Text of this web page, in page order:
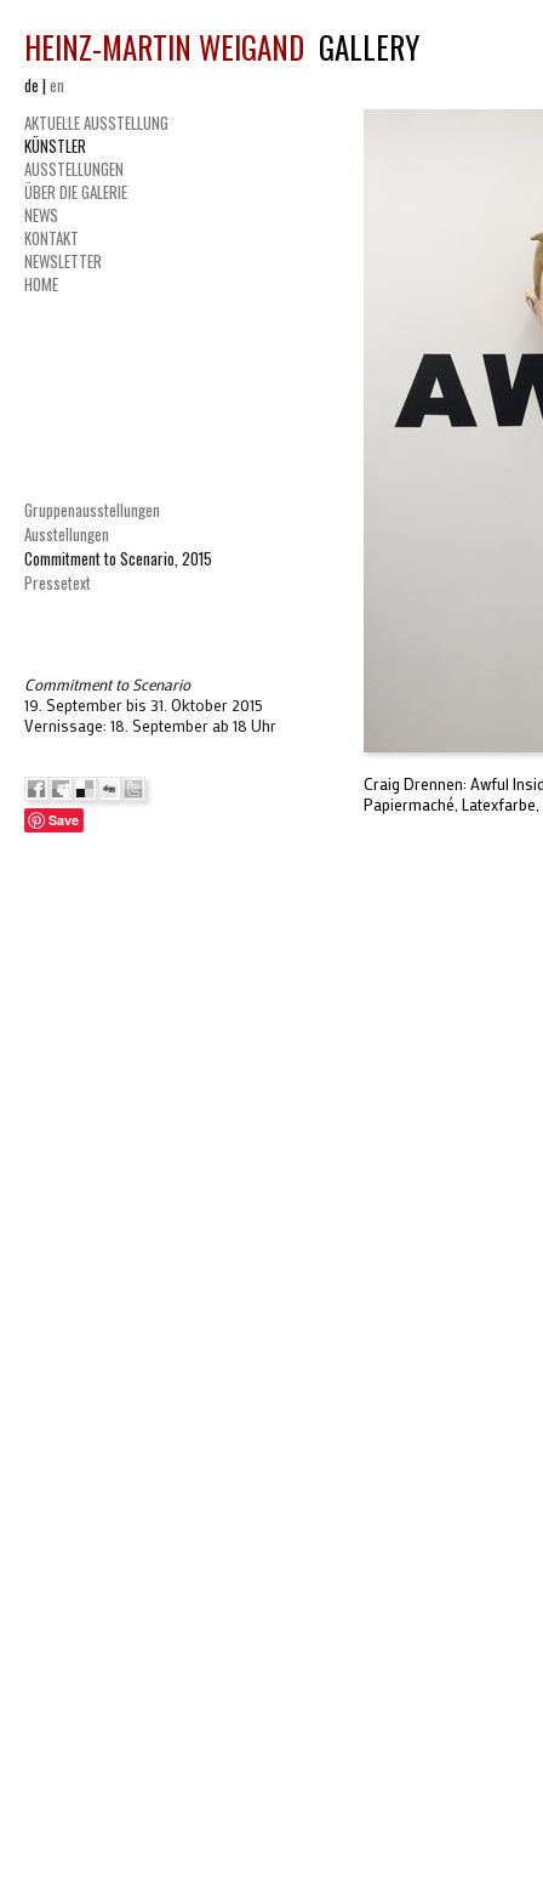
HEINZ-MARTIN WEIGAND GALLERY
de |en
AKTUELLE AUSSTELLUNG
KÜNSTLER
AUSSTELLUNGEN
ÜBER DIE GALERIE
NEWS
KONTAKT
NEWSLETTER
HOME
Gruppenausstellungen
Ausstellungen
Commitment to Scenario, 2015
Pressetext
Commitment to Scenario
19. September bis 31. Oktober 2015
Vernissage: 18. September ab 18 Uhr
Save
Craig Drennen: Awful
Papiermaché, Latexfarbe,